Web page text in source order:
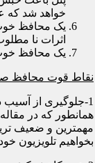
خواهد شد که عمر پنل را تا
اثرات نا
یک محافظ خوب
نقاط قوت محافظ
1-جلوگیری از آسیب
همانطور که در
مهمترین و ضعیف
بخواهیم تلویزیون